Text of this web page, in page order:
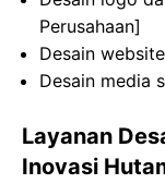
Perusahaan]
Desain
Desain media
Layanan
Inovasi